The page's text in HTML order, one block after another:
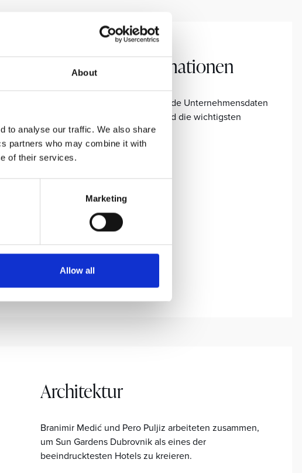
About
to analyse our traffic. We also share
partners who may combine it with
of their services.
Marketing
Allow all
Allgemeine Informationen
Bitte finden Sie hier grundlegende Unternehmensdaten
über Sun Gardens Dubrovnik und die wichtigsten
Kontaktinformationen.
Architektur
Branimir Medić und Pero Puljiz arbeiteten zusammen,
um Sun Gardens Dubrovnik als eines der
beeindrucktesten Hotels zu kreieren.